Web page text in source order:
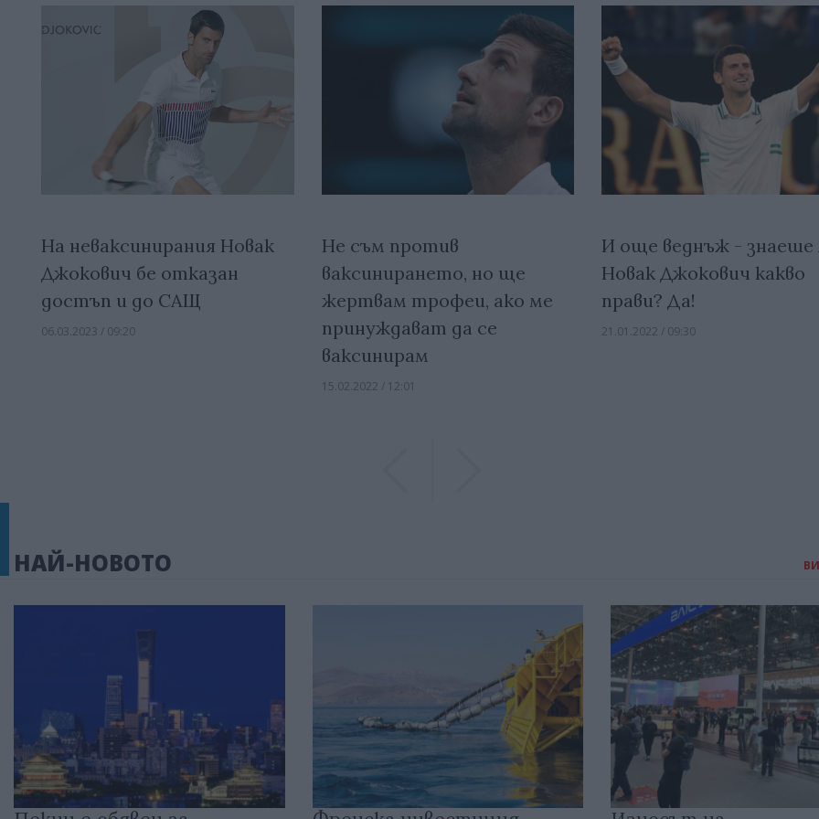
На неваксинирания Новак
Джокович бе отказан
достъп и до САЩ
06.03.2023 / 09:20
Не съм против
ваксинирането, но ще
жертвам трофеи, ако ме
принуждават да се
ваксинирам
15.02.2022 / 12:01
И още веднъж - знаеше
Новак Джокович какво
прави? Да!
21.01.2022 / 09:30
НАЙ-НОВОТО